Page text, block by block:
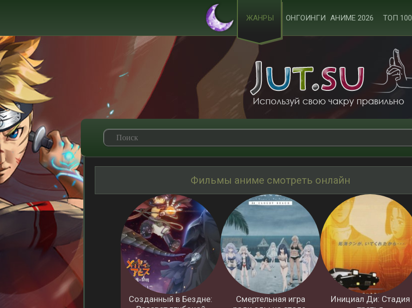
ЖАНРЫ ОНГОИНГИ АНИМЕ 2026 ТОП 100
Фильмы аниме смотреть онлайн
Созданный в Бездне:
Смертельная игра
Инициал Ди: Стадия